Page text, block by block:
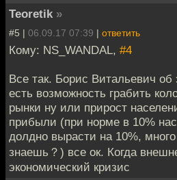
Teoretik »
#5 | 06.09.17 07:39 | ответить
Кому: NS_WANDAL, #4
Все так. Борис Витальевич об
есть возможность грабить
рынки ну или прирост
прибыли (при норме в 10%
долдно вырасти на 10%,
знаешь？) все ок. Когда
экономический кризис